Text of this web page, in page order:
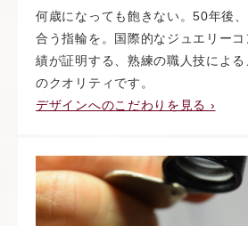
何歳になっても飽きない。50年後
合う指輪を。国際的なジュエリー
績が証明する、熟練の職人技によ
のクオリティです。
デザインへのこだわりを見る ›